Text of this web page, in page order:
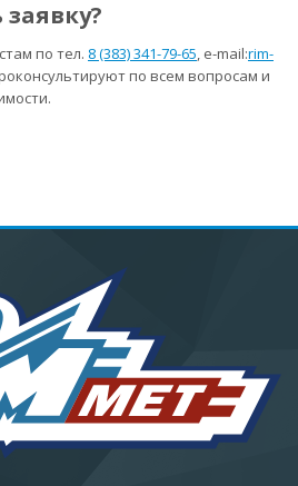
по тел. 8 (383) 341-79-65, e-mail:rim-
по всем вопросам и